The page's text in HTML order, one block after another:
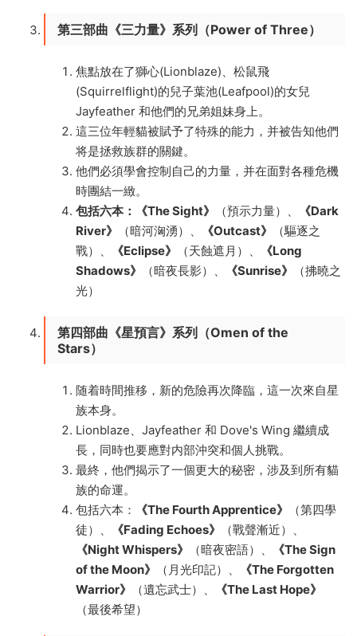
第三部曲《三力量》系列（Power of Three）
焦點放在了獅心(Lionblaze)、松鼠飛
(Squirrelflight)的兒子葉池(Leafpool)的女兒
Jayfeather 和他們的兄弟姐妹身上。
這三位年輕貓被賦予了特殊的能力，并被告知他們
将是拯救族群的關鍵。
他們必須學會控制自己的力量，并在面對各種危機
時團結一緻。
包括六本：《The Sight》
（預示力量）、
《Dark
River》
（暗河洶湧）、 《Outcast》
（驅逐之
戰）、
《Eclipse》 （天蝕遮月）、
《Long
Shadows》
（暗夜長影）、 《Sunrise》
（拂曉之
光）
第四部曲《星預言》系列（Omen of the
Stars）
随着時間推移，新的危險再次降臨，這一次來自星
族本身。
Lionblaze、Jayfeather 和 Dove's Wing 繼續成
長，同時也要應對内部沖突和個人挑戰。
最終，他們揭示了一個更大的秘密，涉及到所有貓
族的命運。
包括六本：
《The Fourth Apprentice》
（第四學
徒）、
《Fading Echoes》
（戰聲漸近）、
《Night Whispers》
（暗夜密語）、
《The Sign
of the Moon》
（月光印記）、
《The Forgotten
Warrior》
（遺忘武士）、
《The Last Hope》
（最後希望）